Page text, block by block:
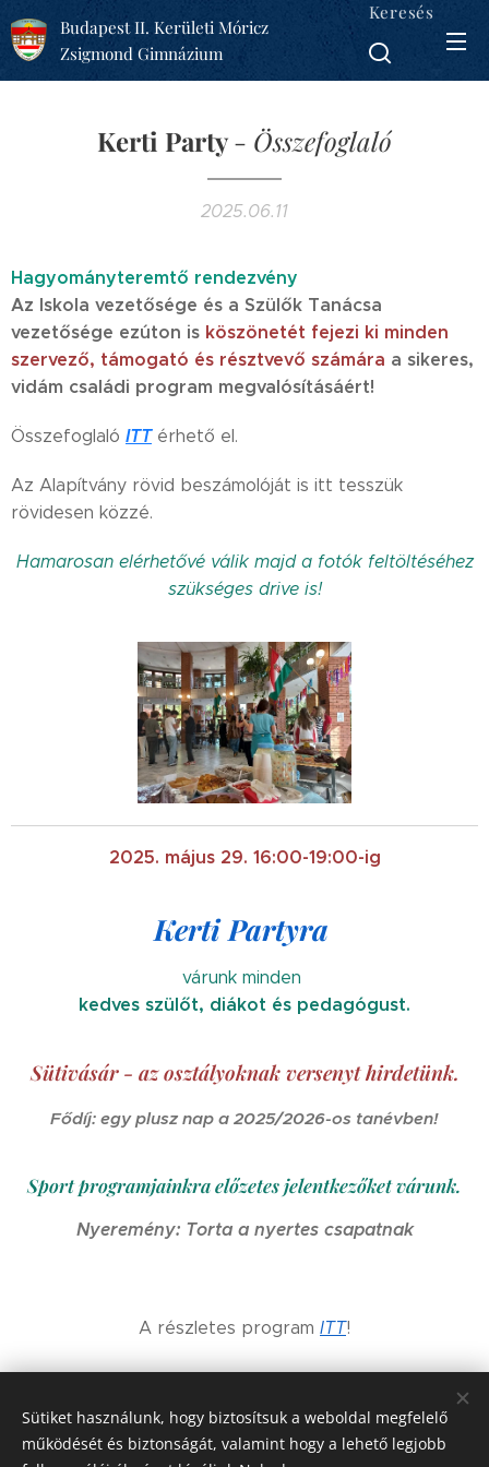
Budapest II. Kerületi Móricz
Zsigmond Gimnázium
Keresés
Kerti Party- Összefoglaló
2025.06.11
Hagyományteremtő rendezvény
Az Iskola vezetősége és a Szülők Tanácsa
vezetősége ezúton is köszönetét fejezi ki minden
szervező, támogató és résztvevő számára a sikeres,
vidám családi program megvalósításáért!
Összefoglaló ITTérhető el.
Az Alapítvány rövid beszámolóját is itt tesszük
rövidesen közzé.
Hamarosan elérhetővé válik majd a fotók feltöltéséhez
szükséges drive is!
2025. május 29. 16:00-19:00-ig
Kerti Partyra
várunk minden
kedves szülőt, diákot és pedagógust.
Sütivásár - az osztályoknak versenyt hirdetünk.
Fődíj: egy plusz nap a 2025/2026-os tanévben!
Sport programjainkra előzetes jelentkezőket várunk.
Nyeremény: Torta a nyertes csapatnak
A részletes program ITT!
Sütiket használunk, hogy biztosítsuk a weboldal megfelelő
működését és biztonságát, valamint hogy a lehető legjobb